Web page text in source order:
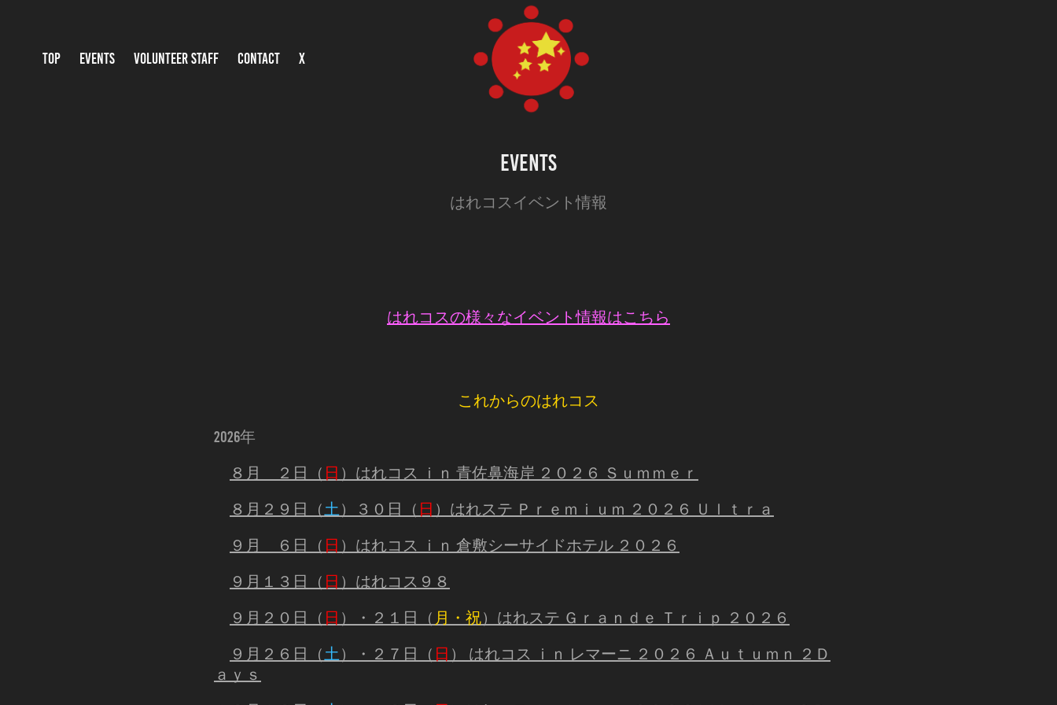
TOP EVENTS VOLUNTEER STAFF CONTACT X
EVENTS
はれコスイベント情報
はれコスの様々なイベント情報はこちら
これからのはれコス
2026年
８月 ２日（ 日 ）はれコス ｉｎ 青佐鼻海岸 ２０２６ Ｓｕｍｍｅｒ
８月２９日（ 土 ）３０日（ 日 ）はれステ Ｐｒｅｍｉｕｍ ２０２６ Ｕｌｔｒａ
９月 ６日（ 日 ）はれコス ｉｎ 倉敷シーサイドホテル ２０２６
９月１３日（ 日 ）はれコス９８
９月２０日（ 日 ）・２１日（ 月・祝）はれステ Ｇｒａｎｄｅ Ｔｒｉｐ ２０２６
９月２６日（ 土 ）・２７日（ 日 ） はれコス ｉｎ レマーニ ２０２６ Ａｕｔｕｍｎ ２Ｄ
ａｙｓ